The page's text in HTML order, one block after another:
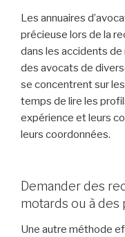
Les annuaires
précieuse lors de la
dans les accidents
des avocats de
se concentrent sur
temps de lire les
expérience et leurs
leurs coordonnées.
Demander des
motards ou à des
Une autre méthode